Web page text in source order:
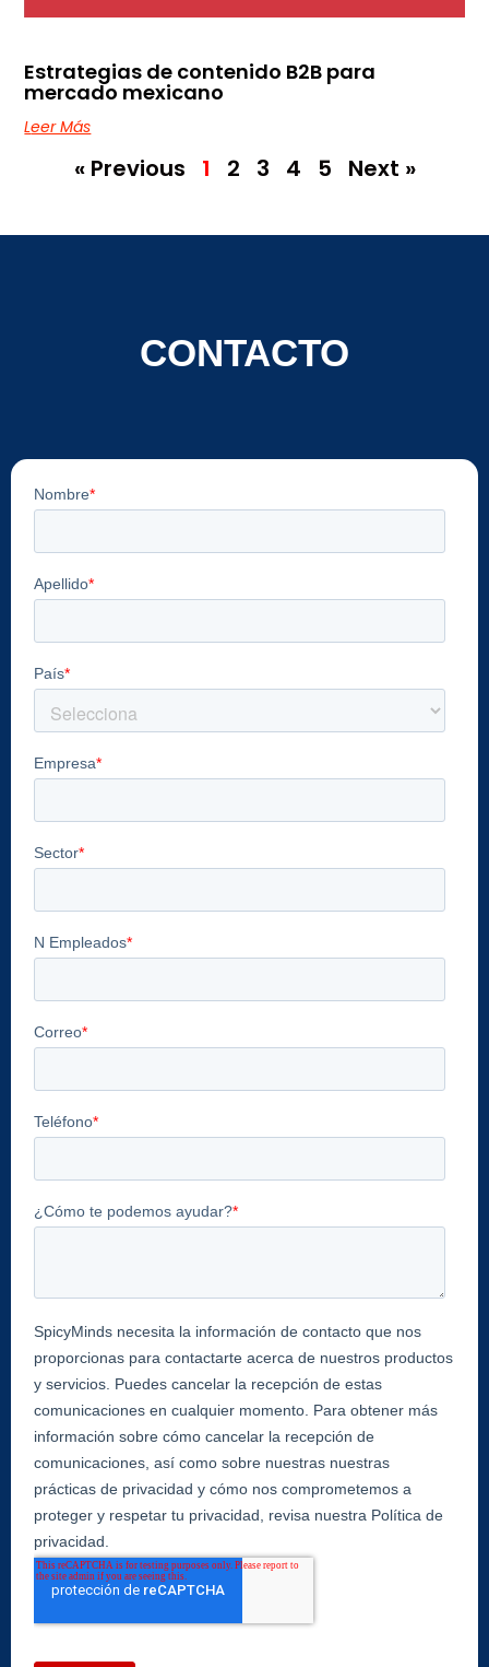
Estrategias de contenido B2B para
mercado mexicano
Leer Más
« Previous 1 2 3 4 5 Next »
CONTACTO